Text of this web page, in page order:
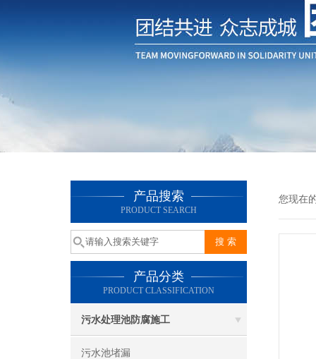
产品搜索
PRODUCT SEARCH
产品分类
PRODUCT CLASSIFICATION
污水处理池防腐施工
污水池堵漏
您现在